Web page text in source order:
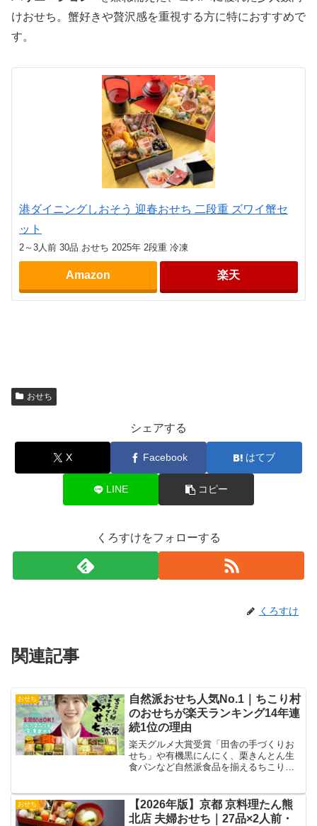
けおせち。蟹好きや贅沢感を重視する方に特におすすめで
す。
港ダイニングしおそう 迎春おせち 二段重 ズワイ蟹セ
ット
2～3人前 30品 おせち 2025年 2段重 冷凍
Amazon 楽天
おせち
シェアする
X Facebook はてブ
LINE コピー
くろすけをフォローする
くろすけ
関連記事
おせち
自然派おせち人気No.1｜ちこり村
のおせちが楽天ランキング14年連
続1位の理由
楽天グルメ大賞受賞「田舎の手づくりお
せち」や有機黒にんにく、栗きんとん生
食パンなど自然派食品を揃えるちこり村
おせち
【2026年版】京都 京料理たん熊
北店 夫婦おせち｜27品×2人前・